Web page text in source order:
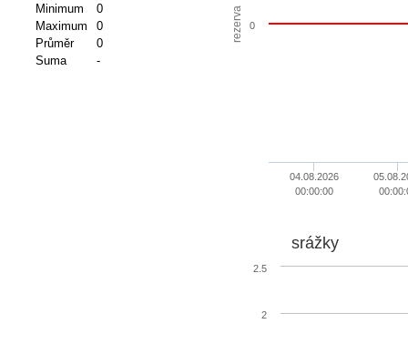
Minimum
0
Maximum
0
Průměr
0
Suma
-
rezerva
04.08.2026
00:00:00
0
srážky
2
2.5